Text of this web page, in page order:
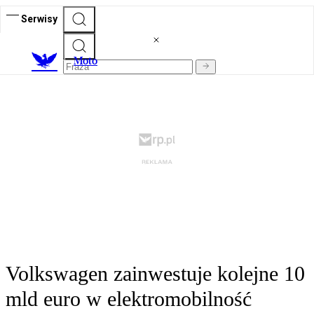
Serwisy
Moto
Volkswagen zainwestuje kolejne 10
mld euro w elektromobilność